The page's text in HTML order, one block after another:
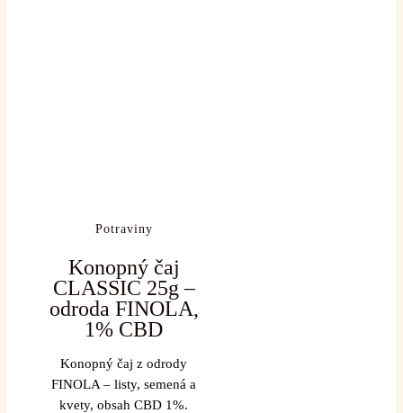
Potraviny
Konopný čaj
CLASSIC 25g –
odroda FINOLA,
1% CBD
Konopný čaj z odrody
FINOLA – listy, semená a
kvety, obsah CBD 1%.